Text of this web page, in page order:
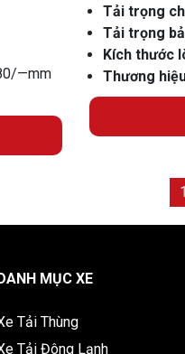
—mm
Tải trọng
Tải trọng
Kích thước
Thương
1
DANH MỤC XE
Tải Thùng
Tải Đông Lạnh